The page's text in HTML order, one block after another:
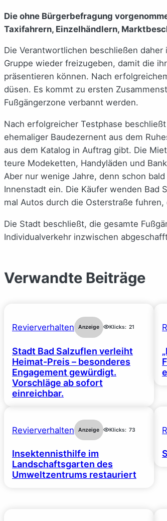
Die ohne Bürgerbefragung
Taxifahrern, Einzelhändlern,
Die Verantwortlichen beschließen
Gruppe wieder freizugeben, damit die
präsentieren können. Nach
düsen. Es kommt zu ersten
Fußgängerzone verbannt werden.
Nach erfolgreicher Testphase
ehemaliger Baudezernent aus dem
aus dem Katalog in Auftrag gibt. Die
teure Modeketten, Handyläden und
Aber nur wenige Jahre, denn schon
Innenstadt ein. Die Käufer wenden Bad
mal Autos durch die Osterstraße
Die Stadt beschließt, die gesamte
Individualverkehr inzwischen
Verwandte Beiträge
Revierverhalten Anzeige Klicks: 21
Stadt Bad Salzuflen verleiht
Heimat-Preis – besonderes
Engagement gewürdigt.
Vorschläge ab sofort
einreichbar.
Revierverhalten Anzeige Klicks: 73
Insektennisthilfe im
Landschaftsgarten des
Umweltzentrums restauriert